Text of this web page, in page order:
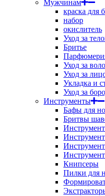
Мужчинам
краска для
набор
окислитель
Уход за
Бритье
Уход за
Уход за
Укладка и
Уход за
Инструменты
Бафы для
Бритвы
Книпсеры
Пилки для